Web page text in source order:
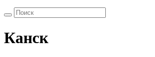
Канск